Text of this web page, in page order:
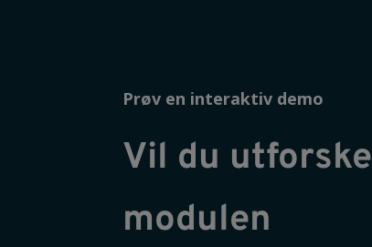
Prøv en interaktiv demo
Vil du utforske
modulen